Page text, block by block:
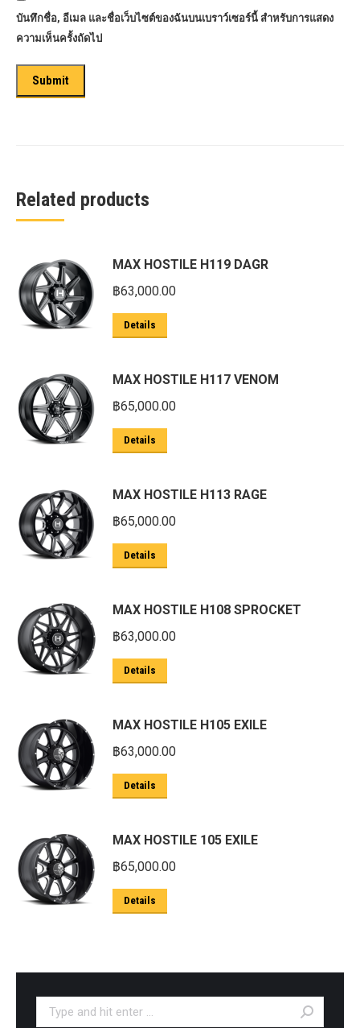
บันทึกชื่อ, อีเมล และชื่อเว็บไซต์ของฉันบนเบราว์เซอร์นี้ สำหรับการแสดง
ความเห็นครั้งถัดไป
Related products
MAX HOSTILE H119 DAGR
฿63,000.00
Details
MAX HOSTILE H117 VENOM
฿65,000.00
Details
MAX HOSTILE H113 RAGE
฿65,000.00
Details
MAX HOSTILE H108 SPROCKET
฿63,000.00
Details
MAX HOSTILE H105 EXILE
฿63,000.00
Details
MAX HOSTILE 105 EXILE
฿65,000.00
Details
Search: